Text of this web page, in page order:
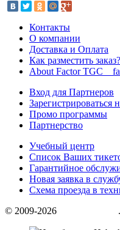
Контакты
О компании
Доставка и Оплата
Как разместить заказ?
About Factor TGC _
Вход для Партнеров
Зарегистрироваться
Промо программы
Партнерство
Учебный центр
Список Ваших
Гарантийное
Новая заявка в
Схема проезда в
© 2009-2026